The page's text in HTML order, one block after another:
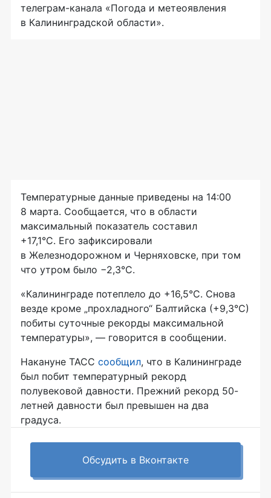
телеграм-канала «Погода и метеоявления
в Калининградской области».
Температурные данные приведены на 14:00
8 марта. Сообщается, что в области
максимальный показатель составил
+17,1°С. Его зафиксировали
в Железнодорожном и Черняховске, при том
что утром было −2,3°С.
«Калининграде потеплело до +16,5°С. Снова
везде кроме „прохладного“ Балтийска (+9,3°С)
побиты суточные рекорды максимальной
температуры», — говорится в сообщении.
Накануне ТАСС сообщил, что в Калининграде
был побит температурный рекорд
полувековой давности. Прежний рекорд 50-
летней давности был превышен на два
градуса.
Обсудить в Вконтакте